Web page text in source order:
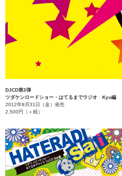
DJCD第3弾
ツダケンロードショー・はてるまでラジオ Kyu編
2012年8月31日（金）発売
2,500円（＋税）